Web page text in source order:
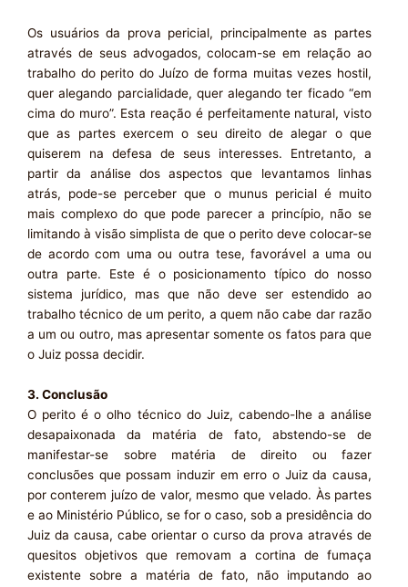
Os usuários da prova pericial, principalmente as partes
através de seus advogados, colocam-se em relação ao
trabalho do perito do Juízo de forma muitas vezes hostil,
quer alegando parcialidade, quer alegando ter ficado “em
cima do muro”. Esta reação é perfeitamente natural, visto
que as partes exercem o seu direito de alegar o que
quiserem na defesa de seus interesses. Entretanto, a
partir da análise dos aspectos que levantamos linhas
atrás, pode-se perceber que o munus pericial é muito
mais complexo do que pode parecer a princípio, não se
limitando à visão simplista de que o perito deve colocar-se
de acordo com uma ou outra tese, favorável a uma ou
outra parte. Este é o posicionamento típico do nosso
sistema jurídico, mas que não deve ser estendido ao
trabalho técnico de um perito, a quem não cabe dar razão
a um ou outro, mas apresentar somente os fatos para que
o Juiz possa decidir.
3. Conclusão
O perito é o olho técnico do Juiz, cabendo-lhe a análise
desapaixonada da matéria de fato, abstendo-se de
manifestar-se sobre matéria de direito ou fazer
conclusões que possam induzir em erro o Juiz da causa,
por conterem juízo de valor, mesmo que velado. Às partes
e ao Ministério Público, se for o caso, sob a presidência do
Juiz da causa, cabe orientar o curso da prova através de
quesitos objetivos que removam a cortina de fumaça
existente sobre a matéria de fato, não imputando ao